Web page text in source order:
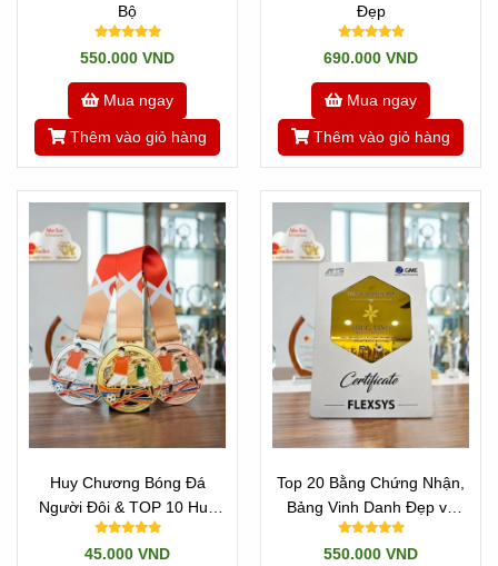
Bộ
550.000 VND
Mua ngay
Thêm vào giỏ hàng
Đẹp
690.000 VND
Mua ngay
Thêm vào giỏ hàng
Huy Chương Bóng Đá
Người Đôi & TOP 10 Huy
Chương Bóng Đá Mẫu Đẹp
Có Sẵn
45.000 VND
Top 20 Bằng Chứng Nhận,
Bảng Vinh Danh Đẹp và
Hiện Đại Nhất Hiện Tại
550.000 VND